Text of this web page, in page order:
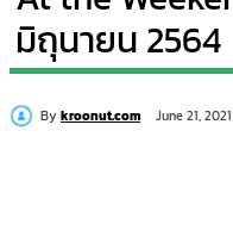
มิถุนายน 2564
Bykroonut.com June 21, 2021